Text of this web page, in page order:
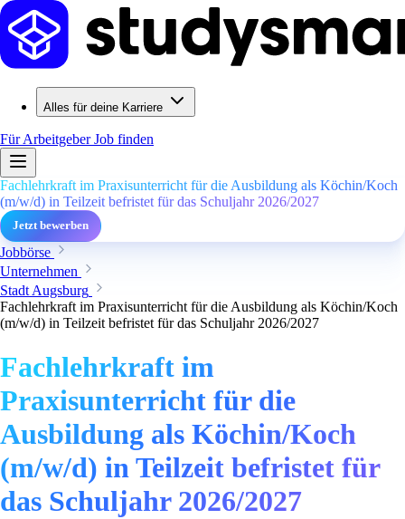
Alles für deine Karriere
Für ArbeitgeberJob finden
Fachlehrkraft im Praxisunterricht für die Ausbildung als Köchin/Koch
(m/w/d) in Teilzeit befristet für das Schuljahr 2026/2027
Jetzt bewerben
Jobbörse
Unternehmen
Stadt Augsburg
Fachlehrkraft im Praxisunterricht für die Ausbildung als Köchin/Koch
(m/w/d) in Teilzeit befristet für das Schuljahr 2026/2027
Fachlehrkraft im
Praxisunterricht für die
Ausbildung als Köchin/Koch
(m/w/d) in Teilzeit befristet für
das Schuljahr 2026/2027